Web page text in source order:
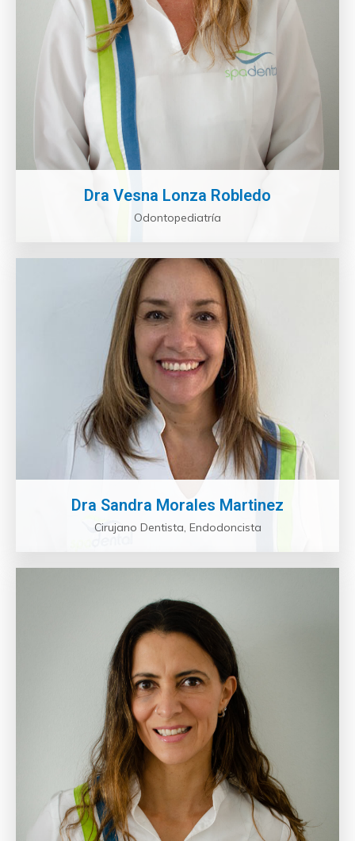
Dra Vesna Lonza Robledo
Odontopediatría
Dra Sandra Morales Martinez
Cirujano Dentista, Endodoncista